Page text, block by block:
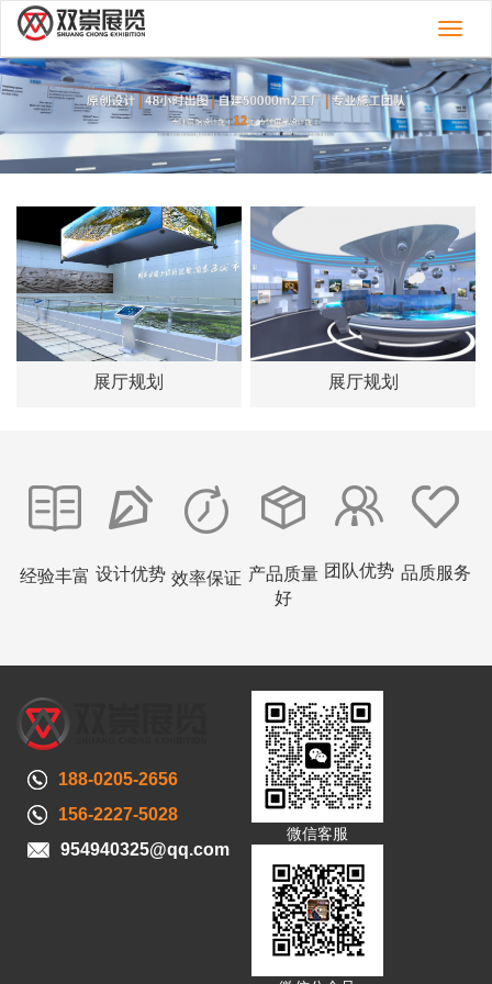
切
换
导
航
展厅规划 展厅规划
经验丰富 设计优势 效率保证 产品质量
好
团队优势 品质服务
188-0205-2656
156-2227-5028
954940325@qq.com
微信客服